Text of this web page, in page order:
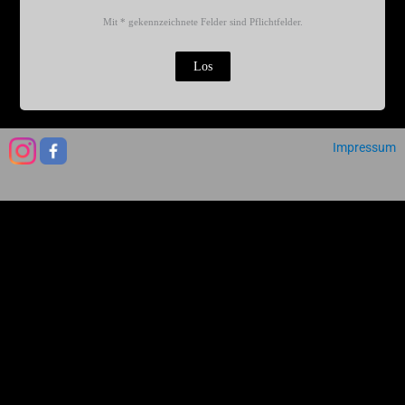
Mit * gekennzeichnete Felder sind Pflichtfelder.
Impressum